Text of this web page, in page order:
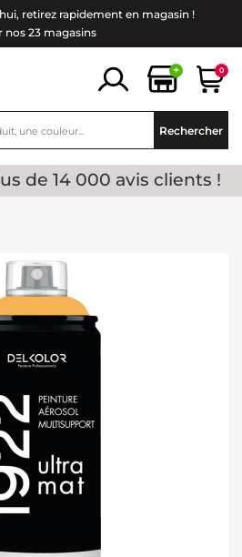
retirez rapidement en magasin !
nos 23 magasins
+ 0
Rechercher
de 14 000 avis clients !